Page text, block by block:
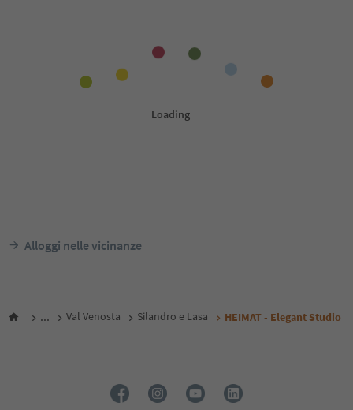
Alloggi nelle vicinanze
... Val Venosta Silandro e Lasa HEIMAT - Elegant Studio